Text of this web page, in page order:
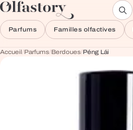
Aller au contenu
Parfums Familles olfactives
Accueil/Parfums/Berdoues/Péng Lái